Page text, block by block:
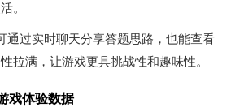
。
通过实时聊天分享答题思路，也能查看
拉满，让游戏更具挑战性和趣味性。
戏体验数据